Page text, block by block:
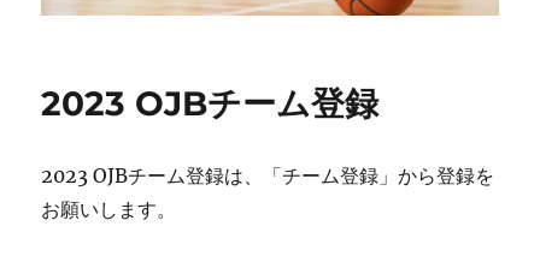
2023 OJBチーム登録
2023 OJBチーム登録は、「チーム登録」から登録を
お願いします。